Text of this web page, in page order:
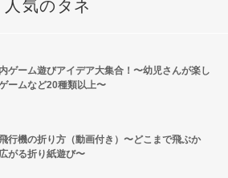
人気のタネ
ゲーム遊びアイデア大集合！〜幼児さんが楽し
ームなど20種類以上〜
行機の折り方（動画付き）〜どこまで飛ぶか
がる折り紙遊び〜